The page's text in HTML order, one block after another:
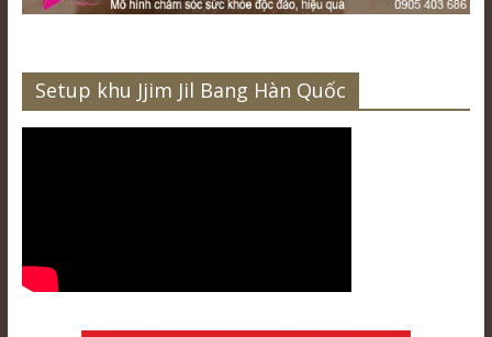
Setup khu Jjim Jil Bang Hàn Quốc